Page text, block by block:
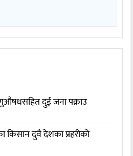
दुई जना पक्राउ
किसान दुवै देशका प्रहरीको